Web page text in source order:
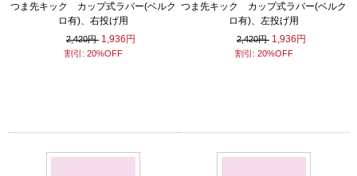
つま先キック カップ式ラバー(ベルク
ロ有)、右投げ用
2,420円 1,936円
割引: 20%OFF
つま先キック カップ式ラバー(ベルク
ロ有)、左投げ用
2,420円 1,936円
割引: 20%OFF